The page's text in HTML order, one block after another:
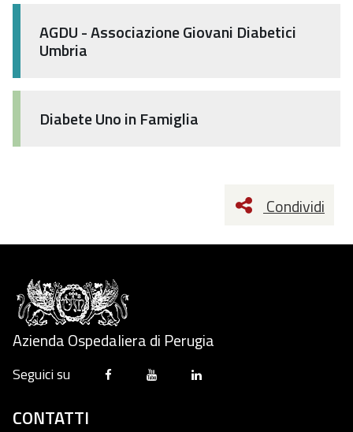
AGDU - Associazione Giovani Diabetici
Umbria
Diabete Uno in Famiglia
Condividi
Azienda Ospedaliera di Perugia
Seguici su
CONTATTI